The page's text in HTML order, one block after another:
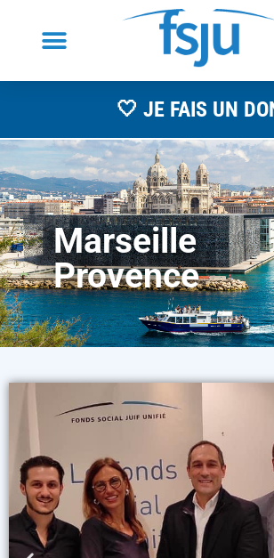
🤍 JE FAIS UN
Marseille
Provence